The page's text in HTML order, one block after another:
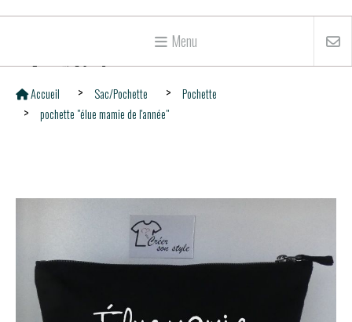
Menu
Accueil Sac/Pochette
Pochette
pochette "élue mamie de l'année"